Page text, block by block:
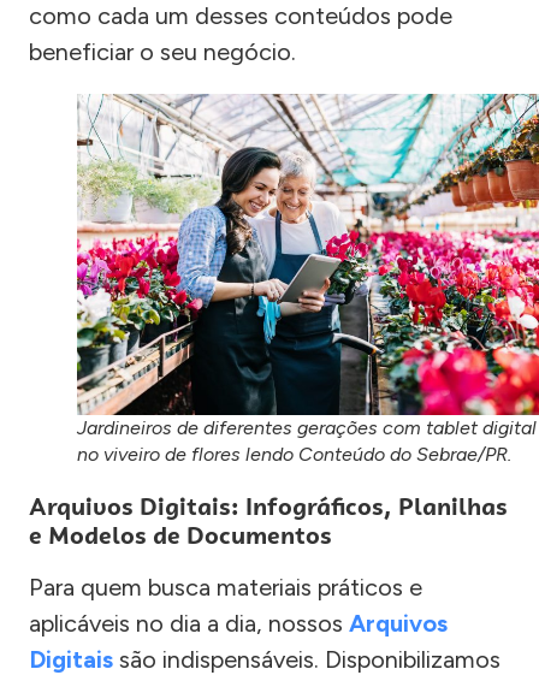
como cada um desses conteúdos pode
beneficiar o seu negócio.
Jardineiros de diferentes gerações com tablet digital
no viveiro de flores lendo Conteúdo do Sebrae/PR.
Arquivos Digitais: Infográficos, Planilhas
e Modelos de Documentos
Para quem busca materiais práticos e
aplicáveis no dia a dia, nossos Arquivos
Digitais são indispensáveis. Disponibilizamos